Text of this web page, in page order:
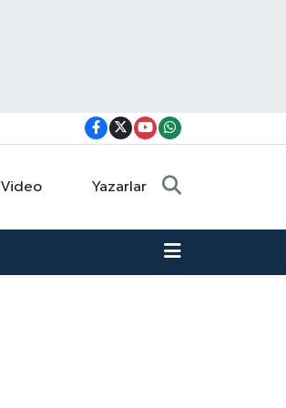
Video Yazarlar